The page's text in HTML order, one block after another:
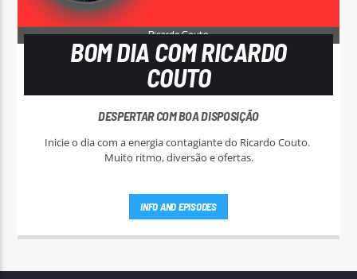
BOM DIA COM RICARDO
COUTO
DESPERTAR COM BOA DISPOSIÇÃO
Inicie o dia com a energia contagiante do Ricardo Couto.
Muito ritmo, diversão e ofertas.
INFO AND EPISODES